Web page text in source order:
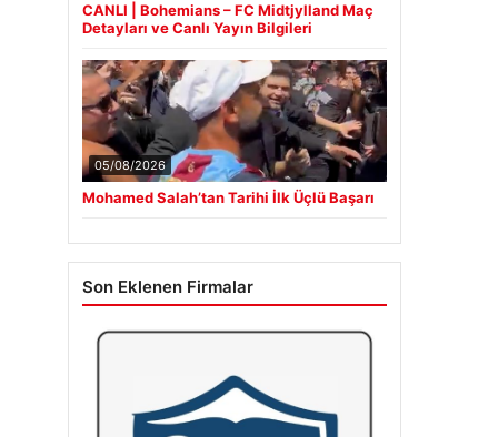
CANLI | Bohemians – FC Midtjylland Maç
Detayları ve Canlı Yayın Bilgileri
05/08/2026
Mohamed Salah’tan Tarihi İlk Üçlü Başarı
Son Eklenen Firmalar